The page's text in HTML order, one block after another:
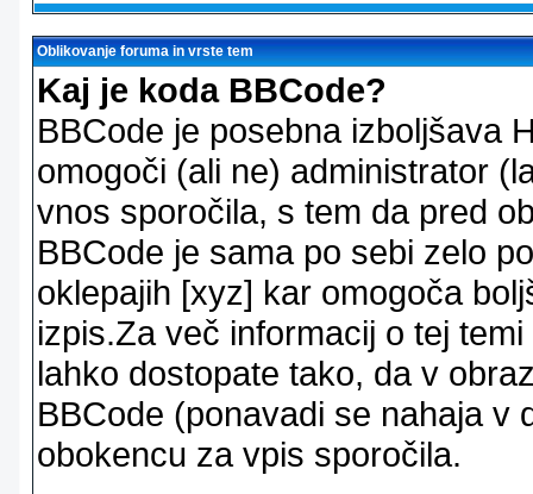
Oblikovanje foruma in vrste tem
Kaj je koda BBCode?
BBCode je posebna izboljšava
omogoči (ali ne) administrator
vnos sporočila, s tem da pred
BBCode je sama po sebi zelo
oklepajih [xyz] kar omogoča
izpis.Za več informacij o tej
lahko dostopate tako, da v
BBCode (ponavadi se nahaja v
obokencu za vpis sporočila.